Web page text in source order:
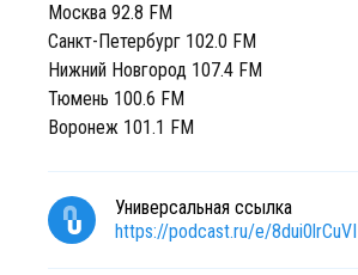
Москва 92.8 FM
Санкт-Петербург 102.0 FM
Нижний Новгород 107.4 FM
Тюмень 100.6 FM
Воронеж 101.1 FM
Универсальная ссылка
https://podcast.ru/e/8dui0lrCuVI